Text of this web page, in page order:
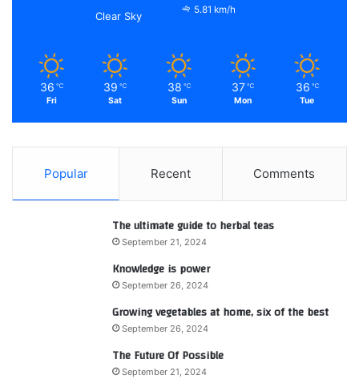
Clear Sky
5.81 km/h
36 ℃
Fri
39 ℃
Sat
38 ℃
Sun
37 ℃
Mon
36 ℃
Tue
Popular Recent Comments
The ultimate guide to herbal teas
September 21, 2024
Knowledge is power
September 26, 2024
Growing vegetables at home, six of the best
September 26, 2024
The Future Of Possible
September 21, 2024